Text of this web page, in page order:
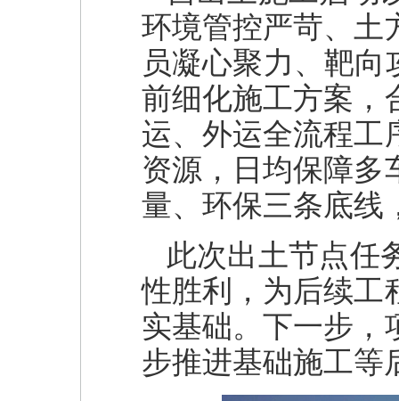
环境管控严苛、土
员凝心聚力、靶向
前细化施工方案，
运、外运全流程工
资源，日均保障多
量、环保三条底线
此次出土节点任
性胜利，为后续工
实基础。下一步，
步推进基础施工等